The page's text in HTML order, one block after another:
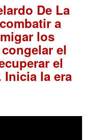
De La
a
los
el
el
Inicia la era